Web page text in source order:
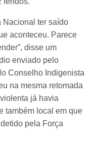
Nacional ter saído
aconteceu. Parece
disse um
enviado pelo
Conselho Indigenista
na mesma retomada
já havia
também local em que
pela Força